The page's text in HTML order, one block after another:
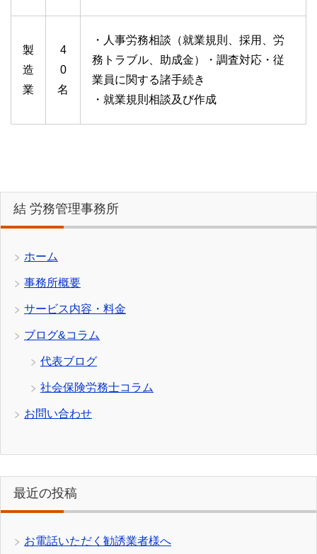
製
造
業
4
0
名
・人事労務相談（就業規則、採用、労
務トラブル、助成金）・調査対応・従
業員に関する諸手続き
・就業規則相談及び作成
結 労務管理事務所
ホーム
事務所概要
サービス内容・料金
ブログ&コラム
代表ブログ
社会保険労務士コラム
お問い合わせ
最近の投稿
お電話いただく勧誘業者様へ